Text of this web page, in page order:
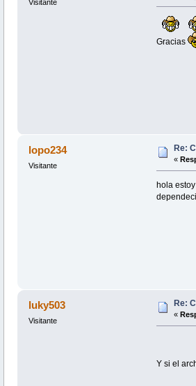
Visitante
Gracias
lopo234
Visitante
Re:
«
hola
luky503
Visitante
Re:
«
Y si el